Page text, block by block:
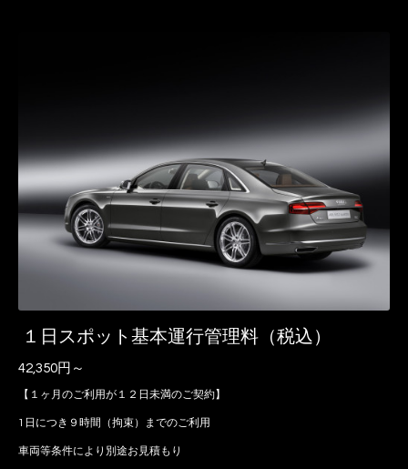
１日スポット基本運行管理料（税込）
42,350円～
【１ヶ月のご利用が１２日未満のご契約】
1日につき９時間（拘束）までのご利用
車両等条件により別途お見積もり